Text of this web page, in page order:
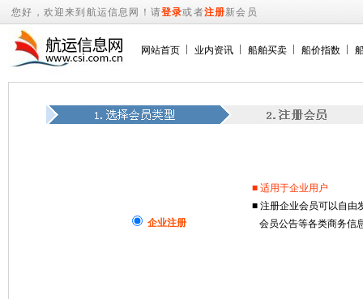
您好，欢迎来到航运信息网！请登录或者注册新会员
网站首页 业内资讯 船舶买卖 船价指数
企业注册
■ 适用于企业用户
■ 注册企业会员可以自由
会员公告等各类商务信